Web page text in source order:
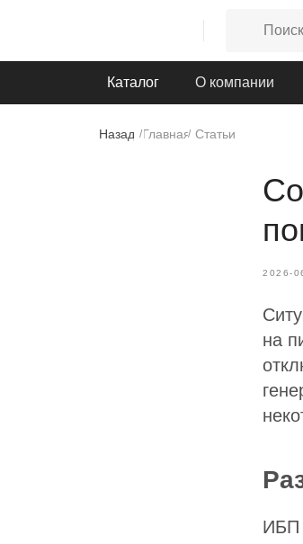
Каталог О компании
/Главная/ Статьи
Назад
2026-
на
ИБП